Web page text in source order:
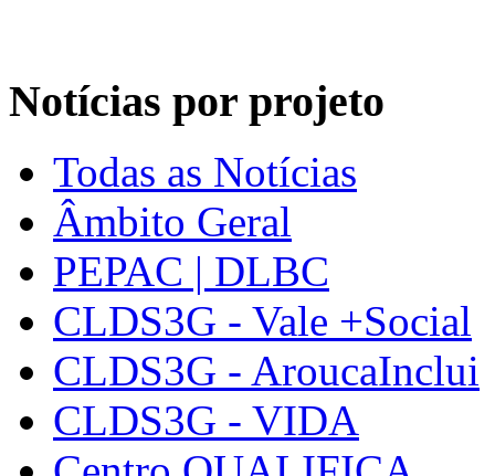
Notícias por projeto
Todas as Notícias
Âmbito Geral
PEPAC | DLBC
CLDS3G - Vale +Social
CLDS3G - AroucaInclui
CLDS3G - VIDA